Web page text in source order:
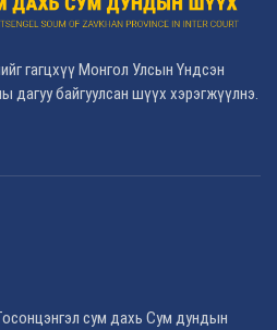
гагцхүү Монгол Улсын Үндсэн
дагуу байгуулсан шүүх хэрэгжүүлнэ.
сум дахь Сум дундын